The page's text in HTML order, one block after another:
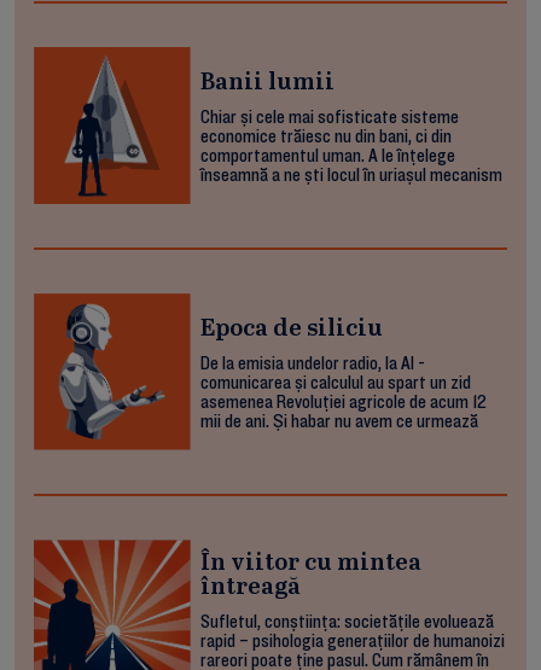
Banii lumii
Chiar și cele mai sofisticate sisteme
economice trăiesc nu din bani, ci din
comportamentul uman. A le înțelege
înseamnă a ne ști locul în uriașul mecanism
Epoca de siliciu
De la emisia undelor radio, la AI -
comunicarea și calculul au spart un zid
asemenea Revoluției agricole de acum 12
mii de ani. Și habar nu avem ce urmează
În viitor cu mintea
întreagă
Sufletul, conștiința: societățile evoluează
rapid – psihologia generațiilor de humanoizi
rareori poate ține pasul. Cum rămânem în